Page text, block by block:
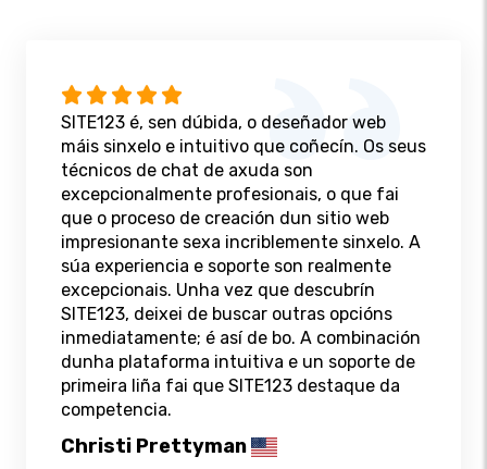
SITE123 é, sen dúbida, o deseñador web
máis sinxelo e intuitivo que coñecín. Os seus
técnicos de chat de axuda son
excepcionalmente profesionais, o que fai
que o proceso de creación dun sitio web
impresionante sexa incriblemente sinxelo. A
súa experiencia e soporte son realmente
excepcionais. Unha vez que descubrín
SITE123, deixei de buscar outras opcións
inmediatamente; é así de bo. A combinación
dunha plataforma intuitiva e un soporte de
primeira liña fai que SITE123 destaque da
competencia.
Christi Prettyman